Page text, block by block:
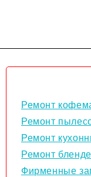
Ремонт
Ремонт
Ремонт
Ремонт
Фирменные